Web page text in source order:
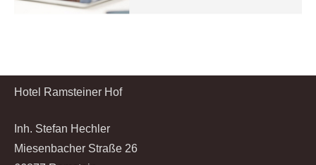
Hotel Ramsteiner Hof
Inh. Stefan Hechler
Miesenbacher Straße 26